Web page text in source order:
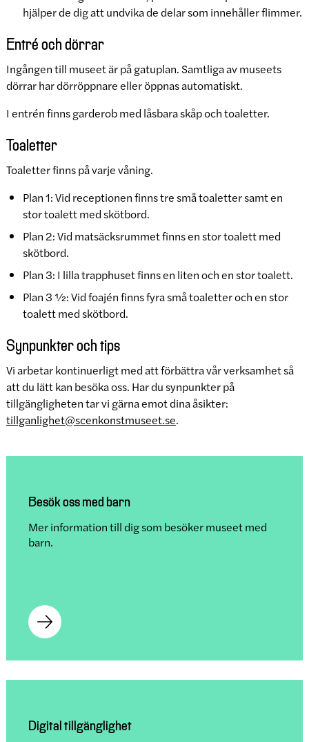
hjälper de dig att undvika de delar som innehåller flimmer.
Entré och dörrar
Ingången till museet är på gatuplan. Samtliga av museets
dörrar har dörröppnare eller öppnas automatiskt.
I entrén finns garderob med låsbara skåp och toaletter.
Toaletter
Toaletter finns på varje våning.
Plan 1: Vid receptionen finns tre små toaletter samt en
stor toalett med skötbord.
Plan 2: Vid matsäcksrummet finns en stor toalett med
skötbord.
Plan 3: I lilla trapphuset finns en liten och en stor toalett.
Plan 3 ½: Vid foajén finns fyra små toaletter och en stor
toalett med skötbord.
Synpunkter och tips
Vi arbetar kontinuerligt med att förbättra vår verksamhet så
att du lätt kan besöka oss. Har du synpunkter på
tillgängligheten tar vi gärna emot dina åsikter:
tillganlighet@scenkonstmuseet.se.
Besök oss med barn
Mer information till dig som besöker museet med
barn.
Digital tillgänglighet